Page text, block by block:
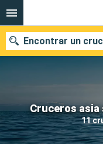
Cruceros asia
11
Encontrar un
Nuestros destinos
Fecha de salida